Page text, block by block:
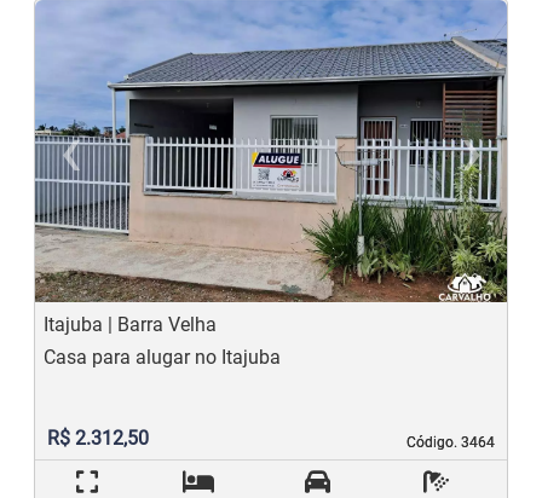
‹
Previous
›
Itajuba | Barra Velha
Código. 3464
Código. 3464
Casa para alugar no Itajuba
R$ 2.312,50